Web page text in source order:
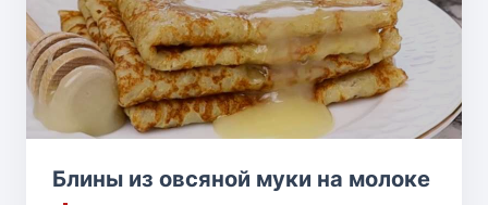
Блины из овсяной муки на молоке